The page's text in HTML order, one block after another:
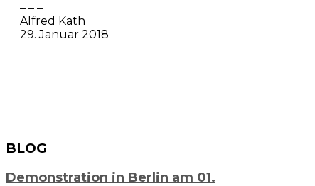
– – –
Alfred Kath
29. Januar 2018
BLOG
Demonstration in Berlin am 01.